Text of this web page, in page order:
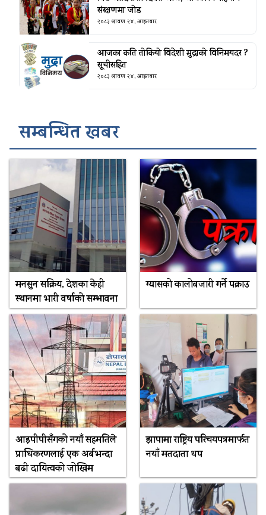
संरक्षणमा जोड
२०८३ श्रावण २४, आइतबार
आजका कति तोकियो विदेशी मुद्राको विनिमयदर ?
सूचीसहित
२०८३ श्रावण २४, आइतबार
सम्बन्धित खबर
मनसुन सक्रिय, देशका केही
स्थानमा भारी वर्षाको सम्भावना
ग्यासको कालोबजारी गर्ने पक्राउ
आइपीपीसँगको नयाँ सहमतिले
प्राधिकरणलाई एक अर्बभन्दा
बढी दायित्वको जोखिम
झापामा राष्ट्रिय परिचयपत्रमार्फत
नयाँ मतदाता थप